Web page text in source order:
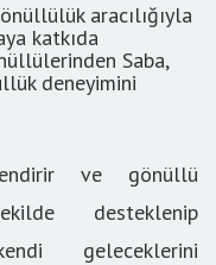
aracılığıyla
katkıda
Saba,
deneyimini
ve gönüllü
desteklenip
geleceklerini